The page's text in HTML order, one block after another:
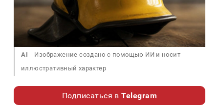
AI
Изображение создано с помощью ИИ и носит
иллюстративный характер
Подписаться вTelegram